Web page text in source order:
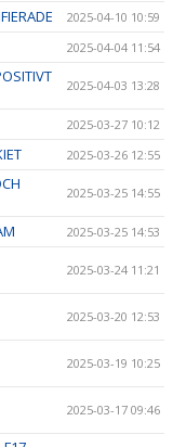
2025-04-10 10:59
2025-04-04 11:54
2025-04-03 13:28
2025-03-27 10:12
2025-03-26 12:55
2025-03-25 14:55
2025-03-25 14:53
2025-03-24 11:21
2025-03-20 12:53
2025-03-19 10:25
2025-03-17 09:46